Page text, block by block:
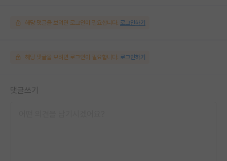
해당 댓글을 보려면 로그인이 필요합니다. 로그인하기
해당 댓글을 보려면 로그인이 필요합니다. 로그인하기
댓글쓰기